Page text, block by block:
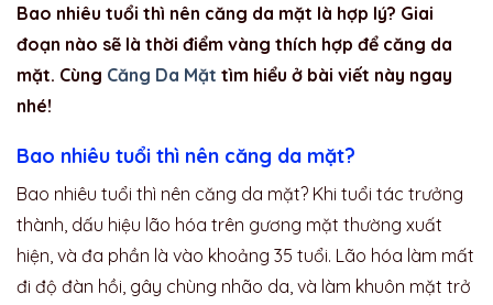
Bao nhiêu tuổi thì nên căng da mặt là hợp lý? Giai
đoạn nào sẽ là thời điểm vàng thích hợp để căng da
mặt. Cùng Căng Da Mặt tìm hiểu ở bài viết này ngay
nhé!
Bao nhiêu tuổi thì nên căng da mặt?
Bao nhiêu tuổi thì nên căng da mặt? Khi tuổi tác trưởng
thành, dấu hiệu lão hóa trên gương mặt thường xuất
hiện, và đa phần là vào khoảng 35 tuổi. Lão hóa làm mất
đi độ đàn hồi, gây chùng nhão da, và làm khuôn mặt trở